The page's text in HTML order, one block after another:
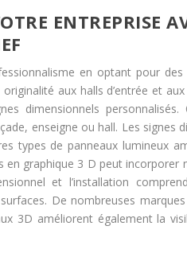
ENTREPRISE
en optant pour
aux halls d’entrée et aux
dimensionnels personnalisés.
enseigne ou hall. Les signes
types de panneaux lumineux
graphique 3 D peut incorporer
et l’installation
De nombreuses
3D améliorent également la